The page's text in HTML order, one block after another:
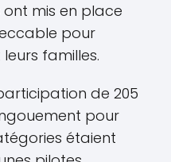
mis en place
pour
familles.
de 205
pour
étaient